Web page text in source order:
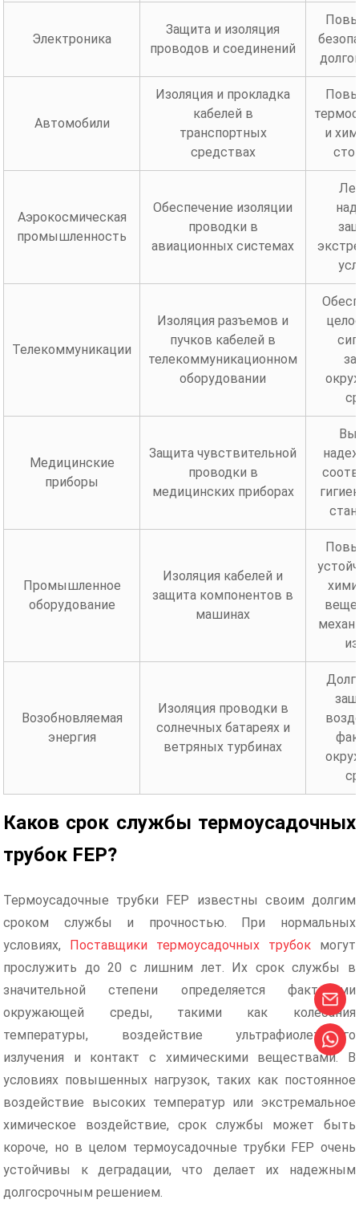
Электроника
Защита и изоляция
проводов и соединений
Автомобили
Изоляция и прокладка
кабелей в
транспортных
средствах
и
Аэрокосмическая
промышленность
Обеспечение изоляции
проводки в
авиационных системах
Телекоммуникации
Изоляция разъемов и
пучков кабелей в
телекоммуникационном
оборудовании
Медицинские
приборы
Защита чувствительной
проводки в
медицинских приборах
Промышленное
оборудование
Изоляция кабелей и
защита компонентов в
машинах
Возобновляемая
энергия
Изоляция проводки в
солнечных батареях и
ветряных турбинах
Каков срок службы термоусадочных
трубок FEP?
Термоусадочные трубки FEP известны своим долгим
сроком службы и прочностью. При нормальных
условиях,
Поставщики термоусадочных трубокмогут
прослужить до 20 с лишним лет. Их срок службы в
значительной степени определяется факторами
окружающей среды, такими как колебания
температуры, воздействие ультрафиолетового
излучения и контакт с химическими веществами. В
условиях повышенных нагрузок, таких как постоянное
воздействие высоких температур или экстремальное
химическое воздействие, срок службы может быть
короче, но в целом термоусадочные трубки FEP очень
устойчивы к деградации, что делает их надежным
долгосрочным решением.